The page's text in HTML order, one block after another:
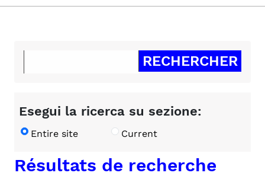
Esegui la ricerca su sezione:
Entire site Current
Résultats de recherche